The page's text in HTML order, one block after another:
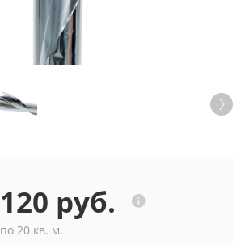
120 руб.
по 20 кв. м.